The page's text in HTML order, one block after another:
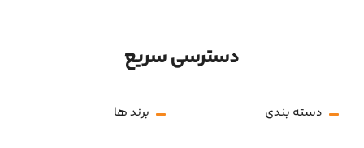
دسترسی سریع
دسته بندی برند ها